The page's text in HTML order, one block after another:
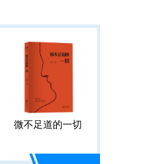
微不足道的一切